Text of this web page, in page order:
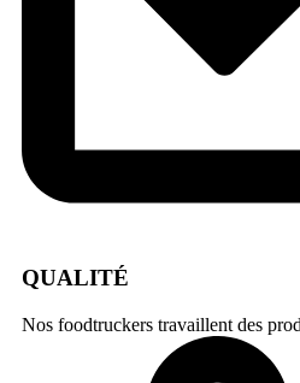
QUALITÉ
Nos foodtruckers travaillent des